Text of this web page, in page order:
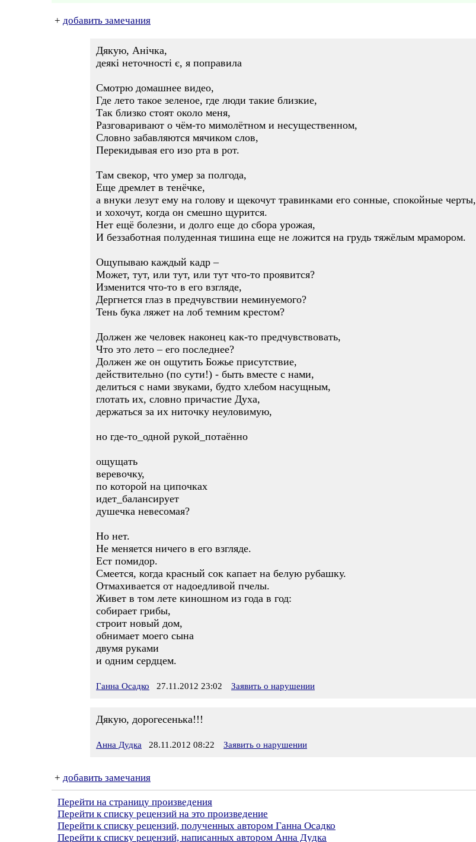
+ добавить замечания
Дякую, Анічка,
деякі неточності є, я поправила
Смотрю домашнее видео,
Где лето такое зеленое, где люди такие близкие,
Так близко стоят около меня,
Разговаривают о чём-то мимолётном и несущественном,
Словно забавляются мячиком слов,
Перекидывая его изо рта в рот.
Там свекор, что умер за полгода,
Еще дремлет в тенёчке,
а внуки лезут ему на голову и щекочут травинками его сонные, спокойные черты,
и хохочут, когда он смешно щурится.
Нет ещё болезни, и долго еще до сбора урожая,
И беззаботная полуденная тишина еще не ложится на грудь тяжёлым мрамором.
Ощупываю каждый кадр –
Может, тут, или тут, или тут что-то проявится?
Изменится что-то в его взгляде,
Дергнется глаз в предчувствии неминуемого?
Тень бука ляжет на лоб темним крестом?
Должен же человек наконец как-то предчувствовать,
Что это лето – его последнее?
Должен же он ощутить Божье присутствие,
действительно (по сути!) - быть вместе с нами,
делиться с нами звуками, будто хлебом насущным,
глотать их, словно причастие Духа,
держаться за их ниточку неуловимую,
но где-то_одной рукой_потаённо
ощущать
веревочку,
по которой на ципочках
идет_балансирует
душечка невесомая?
Но нет.
Не меняется ничего в его взгляде.
Ест помидор.
Смеется, когда красный сок капает на белую рубашку.
Отмахивается от надоедливой пчелы.
Живет в том лете киношном из года в год:
собирает грибы,
строит новый дом,
обнимает моего сына
двумя руками
и одним сердцем.
Ганна Осадко 27.11.2012 23:02 Заявить о нарушении
Дякую, дорогесенька!!!
Анна Дудка 28.11.2012 08:22 Заявить о нарушении
+ добавить замечания
Перейти на страницу произведения
Перейти к списку рецензий на это произведение
Перейти к списку рецензий, полученных автором Ганна Осадко
Перейти к списку рецензий, написанных автором Анна Дудка